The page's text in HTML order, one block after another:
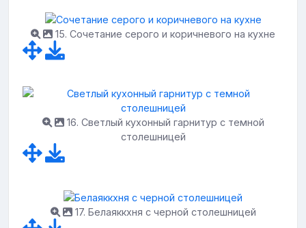
15. Сочетание серого и коричневого на кухне
16. Светлый кухонный гарнитур с темной
столешницей
17. Белаяккхня с черной столешницей